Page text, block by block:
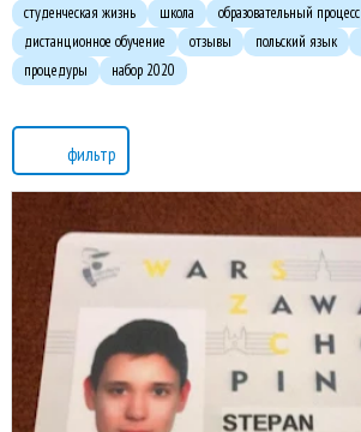
студенческая жизнь
школа
образовательный процесс
дистанционное обучение
отзывы польский язык
процедуры
набор 2020
фильтр